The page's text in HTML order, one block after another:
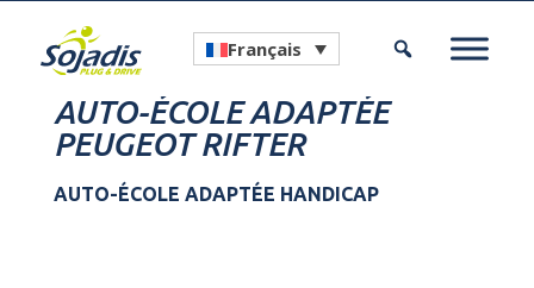
Français
AUTO-ÉCOLE ADAPTÉE
PEUGEOT RIFTER
AUTO-ÉCOLE ADAPTÉE HANDICAP